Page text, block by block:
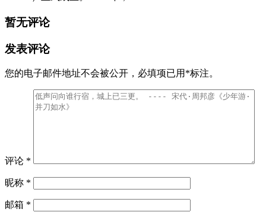
暂无评论
发表评论
您的电子邮件地址不会被公开， 必填项已用 *标注。
评论 *
昵称 *
邮箱 *